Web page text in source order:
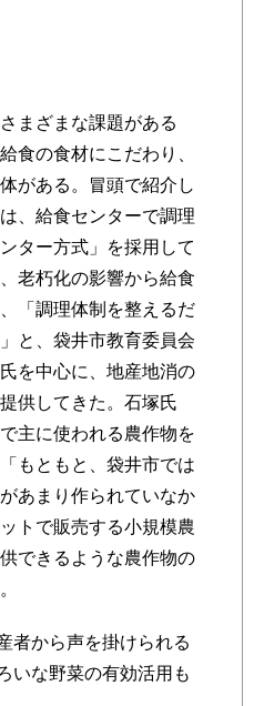
まざまな課題がある
食の食材にこだわり、
がある。冒頭で紹介し
、給食センターで調理
ター方式」を採用して
老朽化の影響から給食
「調理体制を整えるだ
と、袋井市教育委員会
を中心に、地産地消の
供してきた。石塚氏
主に使われる農作物を
もともと、袋井市では
あまり作られていなか
トで販売する小規模農
できるような農作物の
者から声を掛けられる
いな野菜の有効活用も